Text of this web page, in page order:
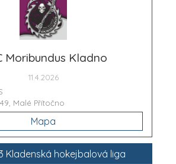
Moribundus Kladno
11.4.2026
Malé Přítočno
Mapa
Kladenská hokejbalová liga